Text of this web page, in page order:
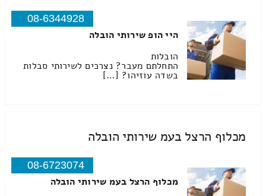
08-6344928
היי הופ שירותי הובלה
הובלות
התחלתם מעבר? נצרכים לשירותי סבלות
בשדה עוזיהו? […]
מכלוף הרצל בעמ שירותי הובלה
08-6723074
מכלוף הרצל בעמ שירותי הובלה